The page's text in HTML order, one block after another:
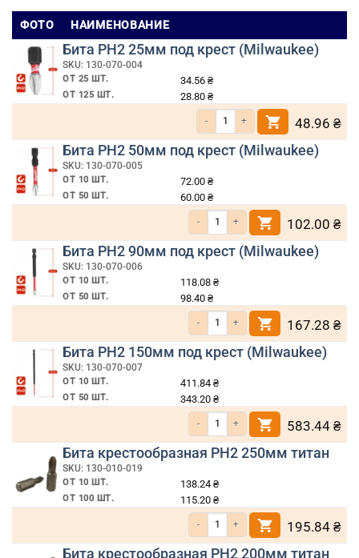
ФОТО НАИМЕНОВАНИЕ
Бита РН2 25мм под крест (Milwaukee)
SKU: 130-070-004
ОТ 25 ШТ. 34.56 ₴
ОТ 125 ШТ. 28.80 ₴
Количество товара Бита РН2 25мм
48.96 ₴
Бита РН2 50мм под крест (Milwaukee)
SKU: 130-070-005
ОТ 10 ШТ. 72.00 ₴
ОТ 50 ШТ. 60.00 ₴
Количество товара Бита РН2 50мм под
102.00 ₴
Бита РН2 90мм под крест (Milwaukee)
SKU: 130-070-006
ОТ 10 ШТ. 118.08 ₴
ОТ 50 ШТ. 98.40 ₴
Количество товара Бита РН2 90мм под
167.28 ₴
Бита РН2 150мм под крест (Milwaukee)
SKU: 130-070-007
ОТ 10 ШТ. 411.84 ₴
ОТ 50 ШТ. 343.20 ₴
Количество товара Бита РН2 150мм под
583.44 ₴
Бита крестообразная PH2 250мм титан
SKU: 130-010-019
ОТ 10 ШТ. 138.24 ₴
ОТ 100 ШТ. 115.20 ₴
Количество товара Бита
195.84 ₴
Бита крестообразная PH2 200мм титан